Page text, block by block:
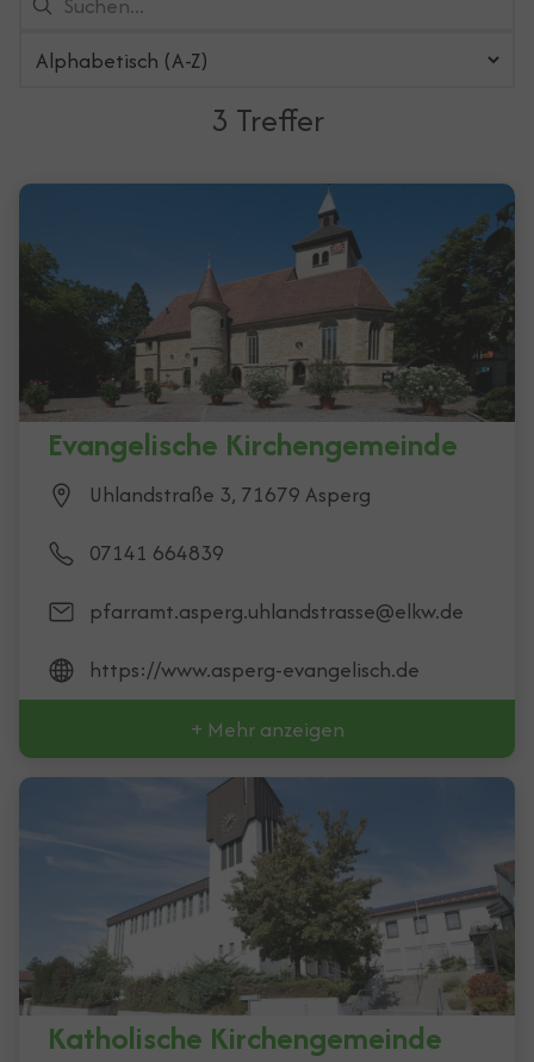
3 Treffer
Evangelische Kirchengemeinde
Uhlandstraße 3, 71679 Asperg
07141 664839
pfarramt.asperg.uhlandstrasse@elkw.de
https://www.asperg-evangelisch.de
+ Mehr anzeigen
Katholische Kirchengemeinde